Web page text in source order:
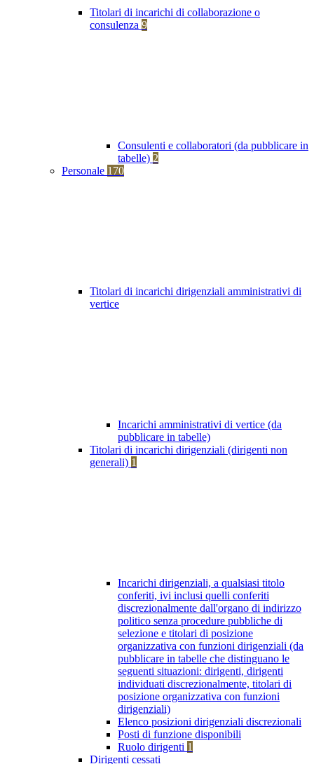
Titolari di incarichi di collaborazione o
consulenza 9
Consulenti e collaboratori (da pubblicare in
tabelle) 2
Personale 170
Titolari di incarichi dirigenziali amministrativi di
vertice
Incarichi amministrativi di vertice (da
pubblicare in tabelle)
Titolari di incarichi dirigenziali (dirigenti non
generali) 1
Incarichi dirigenziali, a qualsiasi titolo
conferiti, ivi inclusi quelli conferiti
discrezionalmente dall'organo di indirizzo
politico senza procedure pubbliche di
selezione e titolari di posizione
organizzativa con funzioni dirigenziali (da
pubblicare in tabelle che distinguano le
seguenti situazioni: dirigenti, dirigenti
individuati discrezionalmente, titolari di
posizione organizzativa con funzioni
dirigenziali)
Elenco posizioni dirigenziali discrezionali
Posti di funzione disponibili
Ruolo dirigenti 1
Dirigenti cessati